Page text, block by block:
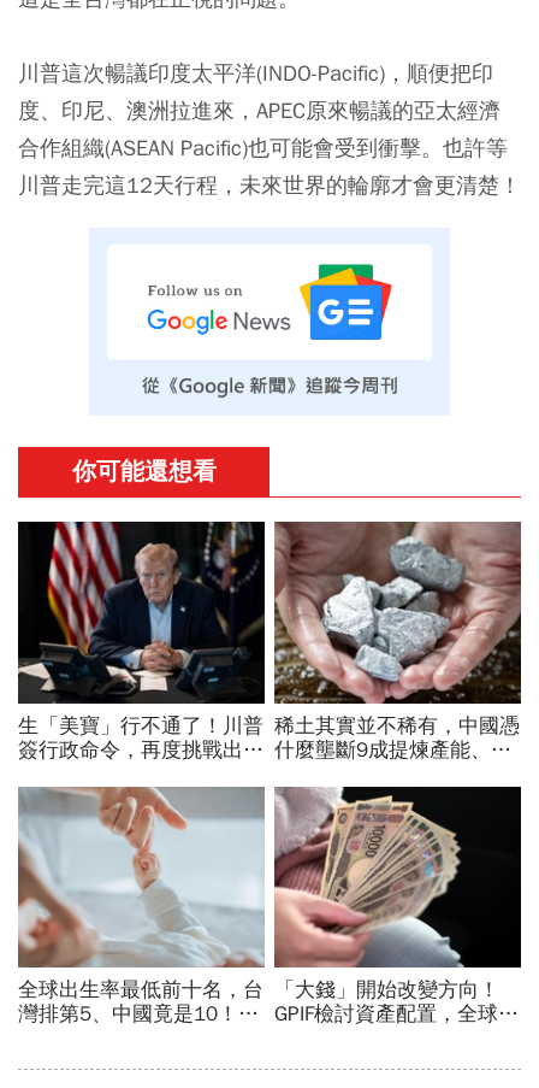
川普這次暢議印度太平洋(INDO-Pacific)，順便把印
度、印尼、澳洲拉進來，APEC原來暢議的亞太經濟
合作組織(ASEAN Pacific)也可能會受到衝擊。也許等
川普走完這12天行程，未來世界的輪廓才會更清楚！